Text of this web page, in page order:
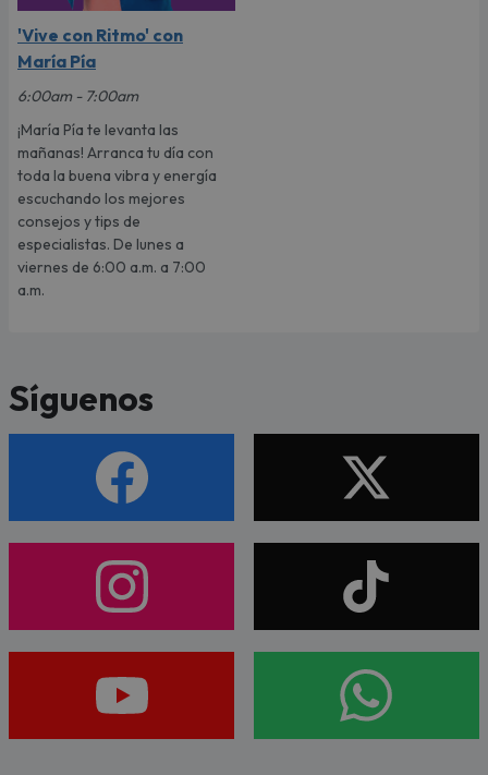
'Vive con Ritmo' con
María Pía
6:00am - 7:00am
¡María Pía te levanta las
mañanas! Arranca tu día con
toda la buena vibra y energía
escuchando los mejores
consejos y tips de
especialistas. De lunes a
viernes de 6:00 a.m. a 7:00
a.m.
Síguenos